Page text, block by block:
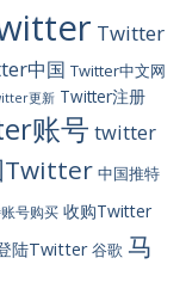
Twitter
中国 Twitter中文网
更新 Twitter注册
账号 twitter
Twitter 中国推特
号购买 收购Twitter
陆Twitter 谷歌 马